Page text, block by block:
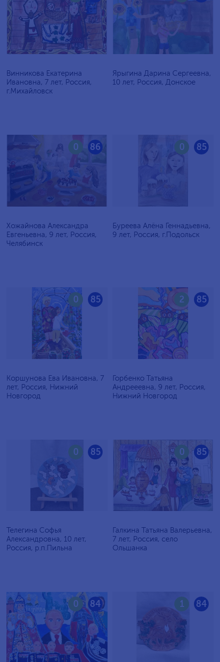
Винникова Екатерина
Ивановна, 7 лет, Россия,
г.Михайловск
Ярыгина Дарина Сергеевна,
10 лет, Россия, Донское
86
0
Хожайнова Александра
Евгеньевна, 9 лет, Россия,
Челябинск
85
0
Буреева Алёна Геннадьевна,
9 лет, Россия, г.Подольск
85
0
Коршунова Ева Ивановна, 7
лет, Россия, Нижний
Новгород
85
2
Горбенко Татьяна
Андрееевна, 9 лет, Россия,
Нижний Новгород
85
0
Телегина Софья
Александровна, 10 лет,
Россия, р.п.Пильна
85
0
Галкина Татьяна Валерьевна,
7 лет, Россия, село
Ольшанка
84
0 84
1